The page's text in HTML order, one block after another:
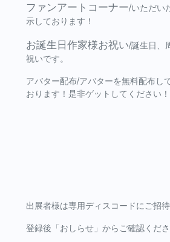
ファンアートコーナー/いただい
示しております！
お誕生日作家様お祝い/誕生日、
祝いです。
アバター配布/アバターを無料配布し
おります！是非ゲットしてください！
出展者様は専用ディスコードにご招待
登録後「おしらせ」からご確認くださ